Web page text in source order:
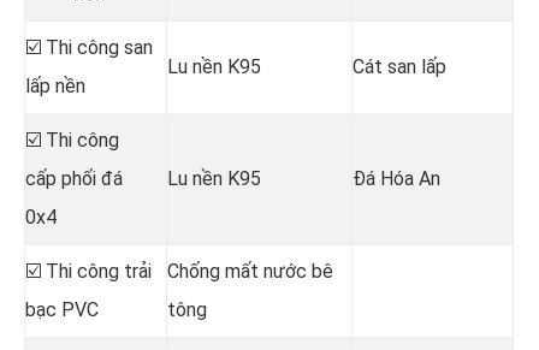
☑️ Thi công san
lấp nền
Lu nền K95 Cát san lấp
☑️ Thi công
cấp phối đá
0x4
Lu nền K95 Đá Hóa An
☑️ Thi công trải
bạc PVC
Chống mất nước bê
tông